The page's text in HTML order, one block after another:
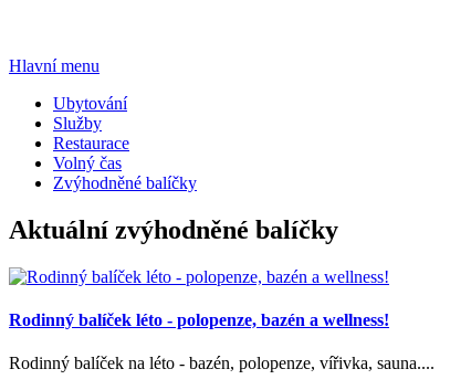
Hlavní menu
Ubytování
Služby
Restaurace
Volný čas
Zvýhodněné balíčky
Aktuální zvýhodněné balíčky
Rodinný balíček léto - polopenze, bazén a wellness!
Rodinný balíček na léto - bazén, polopenze, vířivka, sauna....